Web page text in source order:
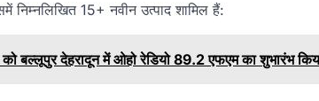
निम्नलिखित 15+ नवीन उत्पाद शामिल हैं:
को बल्लूपुर देहरादून में ओहो रेडियो 89.2 एफएम का शुभारंभ